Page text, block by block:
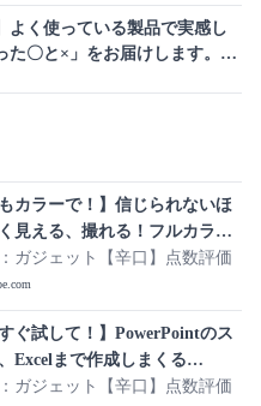
よく使っている製品で実感し
た〇と×」をお届けします。新
もカラーで！】信じられないほ
見える、撮れる！フルカラー
ジョンゴーグル 「Akaso
」をレビュー
ガジェット【辛口】点数評価
すぐ試して！】PowerPointのス
Excelまで作成しまくる
」がすごすぎます。まさ
ガジェット【辛口】点数評価